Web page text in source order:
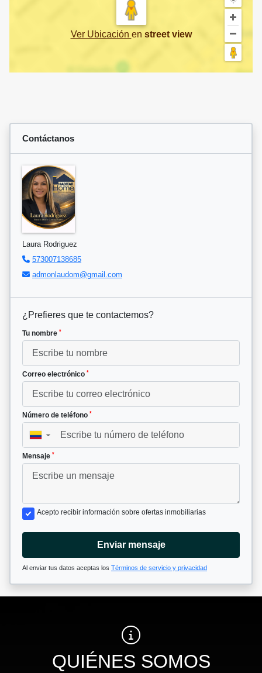
Ver Ubicación en street view
Contáctanos
Laura Rodriguez
573007138685
admonlaudom@gmail.com
¿Prefieres que te contactemos?
Tu nombre *
Correo electrónico *
Número de teléfono *
▼
Mensaje *
Acepto recibir información sobre ofertas inmobiliarias
Enviar mensaje
Al enviar tus datos aceptas los Términos de servicio y privacidad
QUIÉNES SOMOS